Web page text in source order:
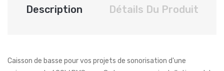
Description Détails Du Produit
Caisson de basse pour vos projets de sonorisation d'une